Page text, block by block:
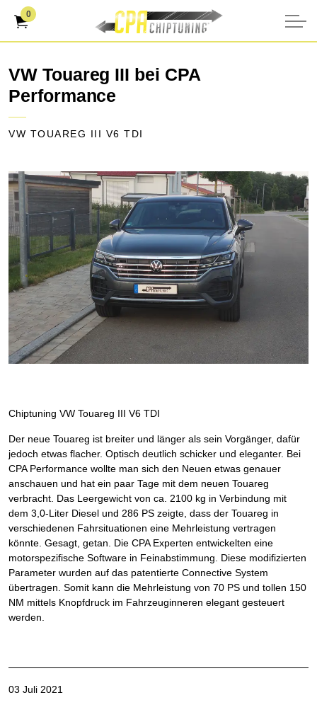
0
VW Touareg III bei CPA
Performance
VW TOUAREG III V6 TDI
Chiptuning VW Touareg III V6 TDI
Der neue Touareg ist breiter und länger als sein Vorgänger, dafür
jedoch etwas flacher. Optisch deutlich schicker und eleganter. Bei
CPA Performance wollte man sich den Neuen etwas genauer
anschauen und hat ein paar Tage mit dem neuen Touareg
verbracht. Das Leergewicht von ca. 2100 kg in Verbindung mit
dem 3,0-Liter Diesel und 286 PS zeigte, dass der Touareg in
verschiedenen Fahrsituationen eine Mehrleistung vertragen
könnte. Gesagt, getan. Die CPA Experten entwickelten eine
motorspezifische Software in Feinabstimmung. Diese modifizierten
Parameter wurden auf das patentierte Connective System
übertragen. Somit kann die Mehrleistung von 70 PS und tollen 150
NM mittels Knopfdruck im Fahrzeuginneren elegant gesteuert
werden.
03 Juli 2021